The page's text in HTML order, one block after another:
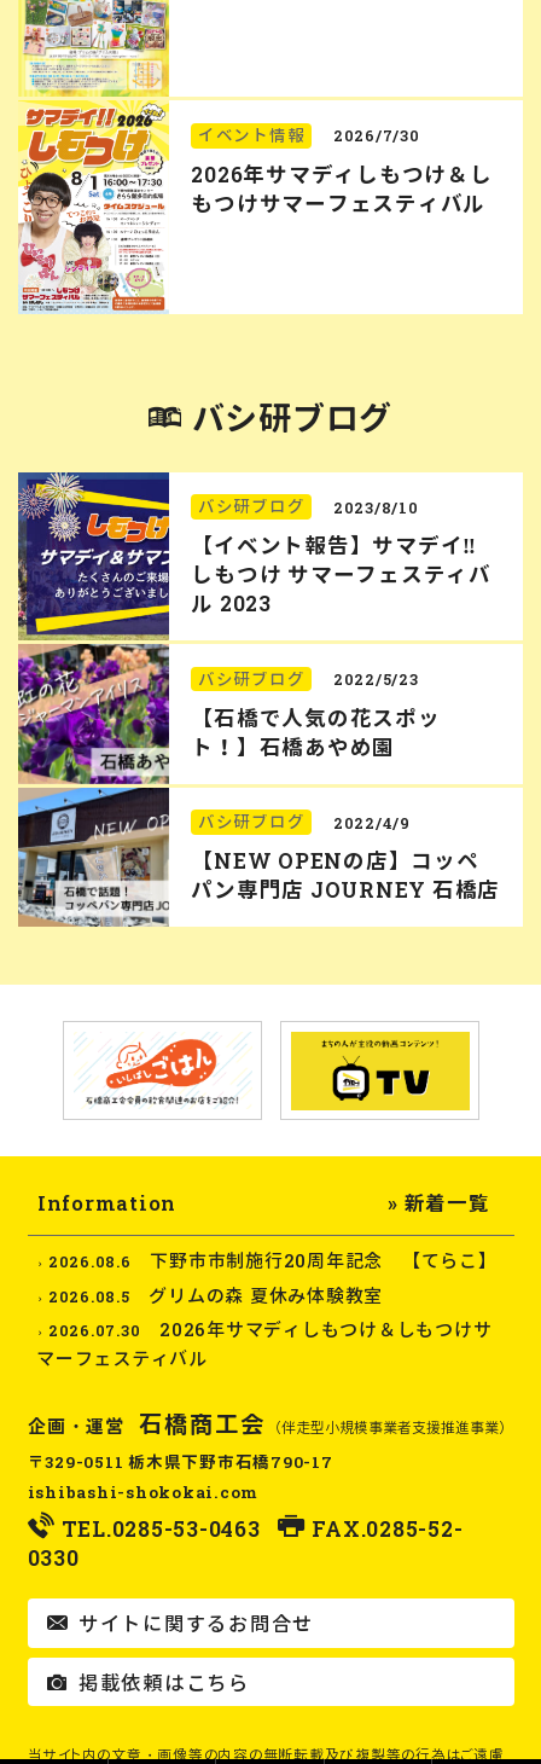
イベント情報 2026/7/30
2026年サマディしもつけ＆し
もつけサマーフェスティバル
バシ研ブログ
バシ研ブログ 2023/8/10
【イベント報告】サマデイ‼︎
しもつけ サマーフェスティバ
ル 2023
バシ研ブログ 2022/5/23
【石橋で人気の花スポッ
ト！】石橋あやめ園
バシ研ブログ 2022/4/9
【NEW OPENの店】コッペ
パン専門店 JOURNEY 石橋店
Information » 新着一覧
2026.08.6 下野市市制施行20周年記念 【てらこ】
2026.08.5 グリムの森 夏休み体験教室
2026.07.30
2026年サマディしもつけ＆しもつけサ
マーフェスティバル
企画・運営 石橋商工会 （伴走型小規模事業者支援推進事業）
〒329-0511 栃木県下野市石橋790-17
ishibashi-shokokai.com
TEL.0285-53-0463
FAX.0285-52-
0330
サイトに関するお問合せ
掲載依頼はこちら
当サイト内の文章・画像等の内容の無断転載及び複製等の行為はご遠慮